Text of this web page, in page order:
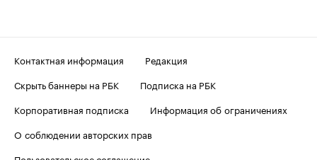
Контактная информация
Редакция
Скрыть баннеры на РБК
Подписка на РБК
Корпоративная подписка
Информация об ограничениях
О соблюдении авторских прав